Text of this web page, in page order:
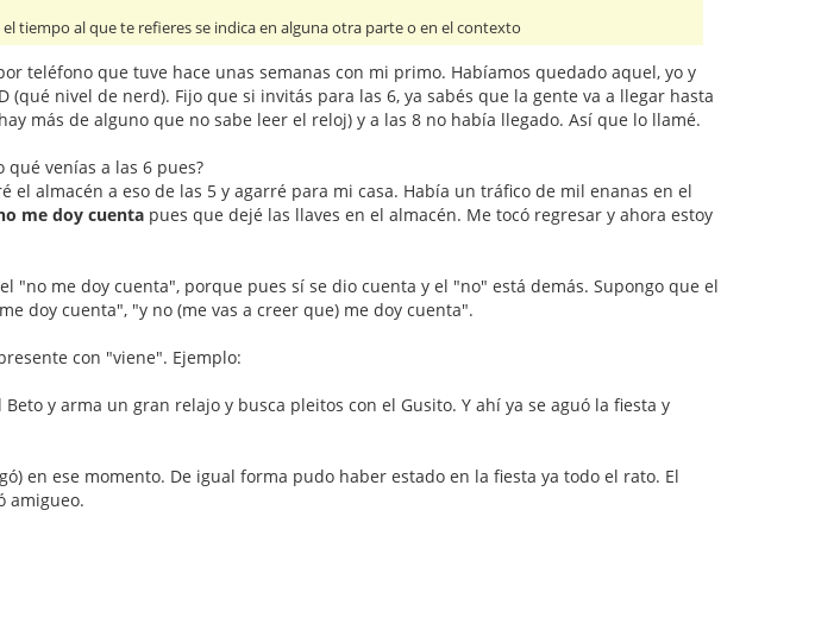
tiempo al que te refieres se indica en alguna otra parte o en el contexto
teléfono que tuve hace unas semanas con mi primo. Habíamos quedado aquel, yo y
(qué nivel de nerd). Fijo que si invitás para las 6, ya sabés que la gente va a llegar hasta
más de alguno que no sabe leer el reloj) y a las 8 no había llegado. Así que lo llamé.
qué venías a las 6 pues?
el almacén a eso de las 5 y agarré para mi casa. Había un tráfico de mil enanas en el
me doy cuenta pues que dejé las llaves en el almacén. Me tocó regresar y ahora estoy
"no me doy cuenta", porque pues sí se dio cuenta y el "no" está demás. Supongo que el
doy cuenta", "y no (me vas a creer que) me doy cuenta".
con "viene". Ejemplo:
y arma un gran relajo y busca pleitos con el Gusito. Y ahí ya se aguó la fiesta y
en ese momento. De igual forma pudo haber estado en la fiesta ya todo el rato. El
amigueo.